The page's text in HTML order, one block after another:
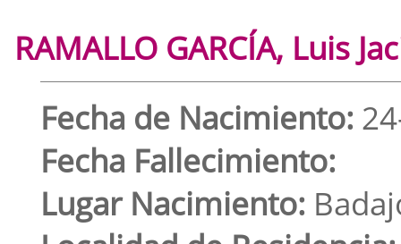
RAMALLO GARCÍA, Luis
Fecha de Nacimiento:
Fecha Fallecimiento:
Lugar Nacimiento: